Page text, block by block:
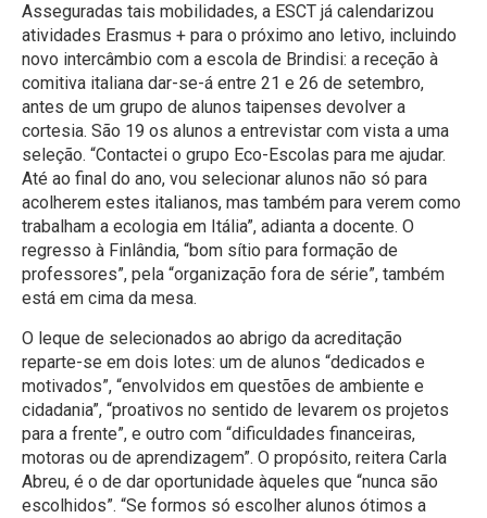
Asseguradas tais mobilidades, a ESCT já calendarizou
atividades Erasmus + para o próximo ano letivo, incluindo
novo intercâmbio com a escola de Brindisi: a receção à
comitiva italiana dar-se-á entre 21 e 26 de setembro,
antes de um grupo de alunos taipenses devolver a
cortesia. São 19 os alunos a entrevistar com vista a uma
seleção. “Contactei o grupo Eco-Escolas para me ajudar.
Até ao final do ano, vou selecionar alunos não só para
acolherem estes italianos, mas também para verem como
trabalham a ecologia em Itália”, adianta a docente. O
regresso à Finlândia, “bom sítio para formação de
professores”, pela “organização fora de série”, também
está em cima da mesa.
O leque de selecionados ao abrigo da acreditação
reparte-se em dois lotes: um de alunos “dedicados e
motivados”, “envolvidos em questões de ambiente e
cidadania”, “proativos no sentido de levarem os projetos
para a frente”, e outro com “dificuldades financeiras,
motoras ou de aprendizagem”. O propósito, reitera Carla
Abreu, é o de dar oportunidade àqueles que “nunca são
escolhidos”. “Se formos só escolher alunos ótimos a